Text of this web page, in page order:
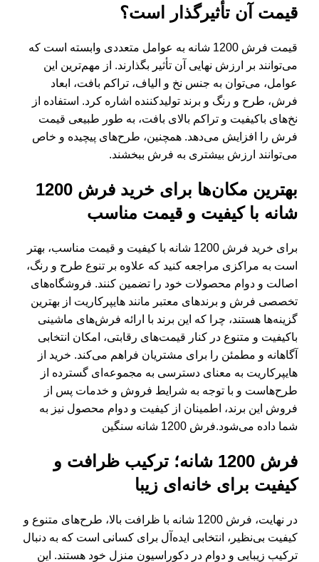
قیمت آن تأثیرگذار است؟
قیمت فرش 1200 شانه به عوامل متعددی وابسته است که
می‌توانند بر ارزش نهایی آن تأثیر بگذارند. از مهم‌ترین این
عوامل، می‌توان به جنس نخ و الیاف، تراکم بافت، ابعاد
فرش، طرح و رنگ و برند تولیدکننده اشاره کرد. استفاده از
نخ‌های باکیفیت و تراکم بالای بافت، به طور طبیعی قیمت
فرش را افزایش می‌دهد. همچنین، طرح‌های پیچیده و خاص
می‌توانند ارزش بیشتری به فرش ببخشند.
بهترین مکان‌ها برای خرید فرش 1200
شانه با کیفیت و قیمت مناسب
برای خرید فرش 1200 شانه با کیفیت و قیمت مناسب، بهتر
است به مراکزی مراجعه کنید که علاوه بر تنوع طرح و رنگ،
اصالت و دوام محصولات خود را تضمین کنند. فروشگاه‌های
تخصصی فرش و برندهای معتبر مانند هایپرکاریت از بهترین
گزینه‌ها هستند، چرا که این برند با ارائه فرش‌های ماشینی
باکیفیت و متنوع در کنار قیمت‌های رقابتی، امکان انتخابی
آگاهانه و مطمئن را برای مشتریان فراهم می‌کند. خرید از
هایپرکاریت به معنای دسترسی به مجموعه‌ای گسترده از
طرح‌هاست و با توجه به شرایط فروش و خدمات پس از
فروش این برند، اطمینان از کیفیت و دوام محصول نیز به
شما داده می‌شود.فرش 1200 شانه سنگین
فرش 1200 شانه؛ ترکیب ظرافت و
کیفیت برای خانه‌ای زیبا
در نهایت، فرش 1200 شانه با ظرافت بالا، طرح‌های متنوع و
کیفیت بی‌نظیر، انتخابی ایده‌آل برای کسانی است که به دنبال
ترکیب زیبایی و دوام در دکوراسیون منزل خود هستند. این